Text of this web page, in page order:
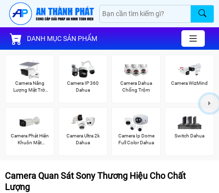
DANH MỤC SẢN PHẨM
Camera Năng
Lượng Mặt Trời
Camera IP 360
Dahua
Camera Dahua
Chống Trộm
Camera WizMind
Camera Phát Hiện
Khuôn Mặt
Camera Ultra 2k
Dahua
Camera Ip Dome
Full Color Dahua
Switch Dahua
Camera Quan Sát Sony Thương Hiệu Cho Chất
Lượng